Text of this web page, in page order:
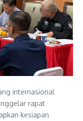
internasional
rapat
kesiapan